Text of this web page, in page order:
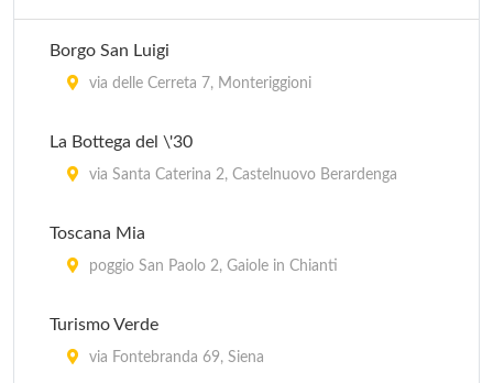
Borgo San Luigi
via delle Cerreta 7, Monteriggioni
La Bottega del \'30
via Santa Caterina 2, Castelnuovo Berardenga
Toscana Mia
poggio San Paolo 2, Gaiole in Chianti
Turismo Verde
via Fontebranda 69, Siena